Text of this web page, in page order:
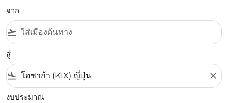
จาก
flight_takeoff
สู่
flight_land close
งบประมาณ